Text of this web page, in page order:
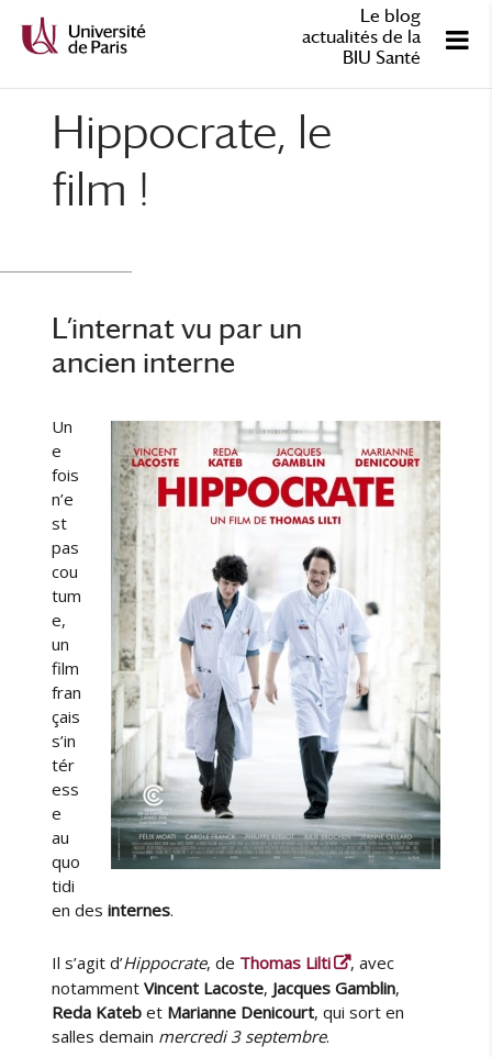
Le blog
actualités de la
BIU Santé
Hippocrate, le
film !
L’internat vu par un
ancien interne
Un
e
fois
n’e
st
pas
cou
tum
e,
un
film
fran
çais
s’in
tér
ess
e
au
quo
tidi
en desinternes.
Il s’agit d’Hippocrate, de Thomas Lilti
, avec
notammentVincent Lacoste, Jacques Gamblin,
Reda Kateb et Marianne Denicourt, qui sort en
salles demain mercredi 3 septembre.